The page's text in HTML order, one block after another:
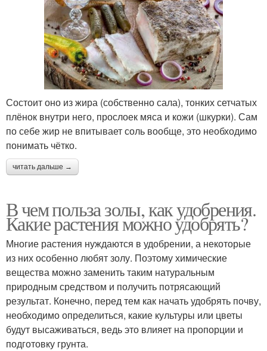
Состоит оно из жира (собственно сала), тонких сетчатых
плёнок внутри него, прослоек мяса и кожи (шкурки). Сам
по себе жир не впитывает соль вообще, это необходимо
понимать чётко.
читать дальше →
В чем польза золы, как удобрения.
Какие растения можно удобрять?
Многие растения нуждаются в удобрении, а некоторые
из них особенно любят золу. Поэтому химические
вещества можно заменить таким натуральным
природным средством и получить потрясающий
результат. Конечно, перед тем как начать удобрять почву,
необходимо определиться, какие культуры или цветы
будут высаживаться, ведь это влияет на пропорции и
подготовку грунта.